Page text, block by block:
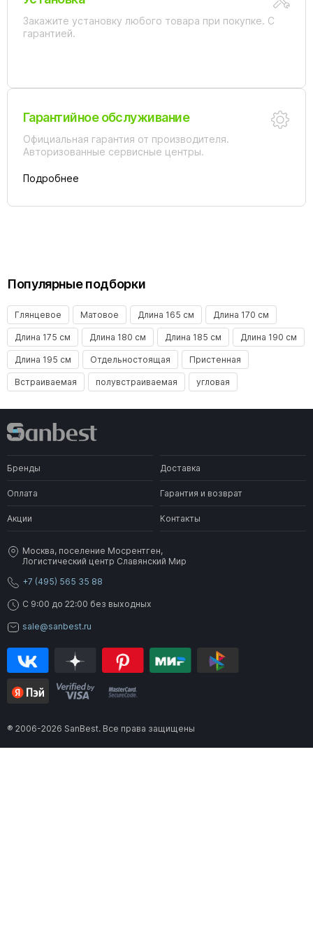
Закажите установку любого товара при покупке. С
гарантией.
Гарантийное обслуживание
Официальная гарантия от производителя.
Авторизованные сервисные центры.
Подробнее
Популярные подборки
Глянцевое Матовое Длина 165 см Длина 170 см
Длина 175 см Длина 180 см Длина 185 см Длина 190 см
Длина 195 см Отдельностоящая Пристенная
Встраиваемая полувстраиваемая угловая
Бренды Доставка
Оплата Гарантия и возврат
Акции Контакты
Москва, поселение Мосрентген,
Логистический центр Славянский Мир
+7 (495) 565 35 88
C 9:00 до 22:00 без выходных
sale@sanbest.ru
® 2006-2026 SanBest. Все права защищены